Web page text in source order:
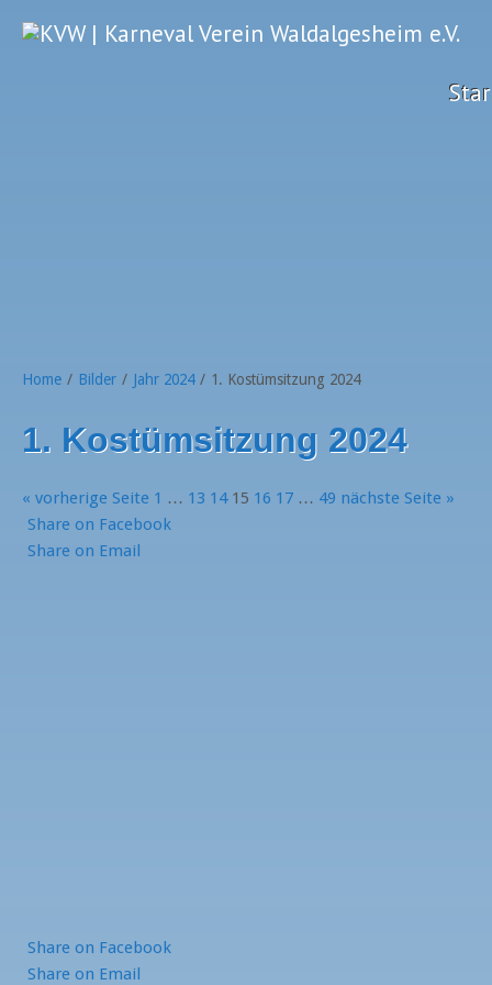
Home / Bilder / Jahr 2024 / 1. Kostümsitzung 2024
1. Kostümsitzung 2024
« vorherige Seite 1 … 13 14 15 16 17 … 49 nächste Seite »
Share on Facebook
Share on Email
Share on Facebook
Share on Email